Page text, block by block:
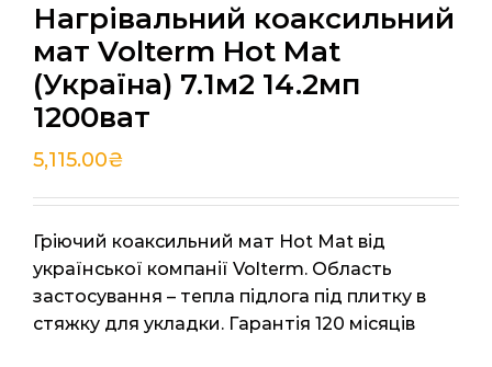
Нагрівальний коаксильний
мат Volterm Hot Mat
(Україна) 7.1м2 14.2мп
1200ват
5,115.00₴
Гріючий коаксильний мат Hot Mat від
української компанії Volterm. Область
застосування – тепла підлога під плитку в
стяжку для укладки. Гарантія 120 місяців